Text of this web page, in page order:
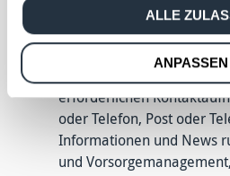
ALLE
ANPASSEN
meine oben genannten
verarbeitet, um mich zu
unter den in der
genannten Bedingungen.
erforderlichen
oder Telefon, Post oder
Informationen und News
und